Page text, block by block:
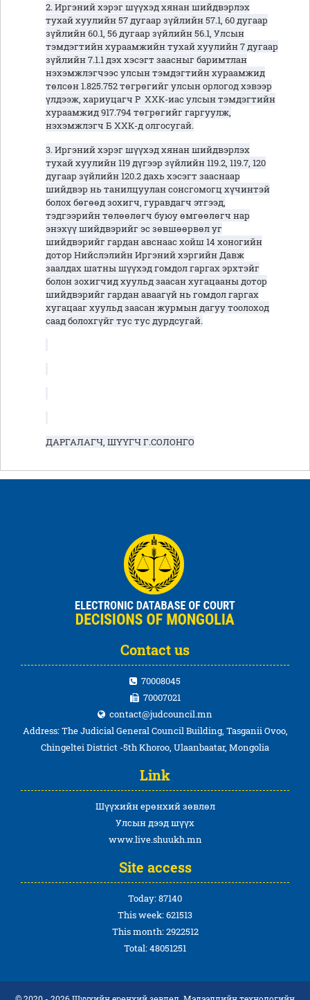
2. Иргэний хэрэг шүүхэд хянан шийдвэрлэх
тухай хуулийн 57 дугаар зүйлийн 57.1, 60 дугаар
зүйлийн 60.1, 56 дугаар зүйлийн 56.1, Улсын
тэмдэгтийн хураамжийн тухай хуулийн 7 дугаар
зүйлийн 7.1.1 дэх хэсэгт заасныг баримтлан
нэхэмжлэгчээс улсын тэмдэгтийн хураамжид
төлсөн 1.825.752 төгрөгийг улсын орлогод хэвээр
үлдээж, хариуцагч Р ХХК-иас улсын тэмдэгтийн
хураамжид 917.794 төгрөгийг гаргуулж,
нэхэмжлэгч Б ХХК-д олгосугай.
3. Иргэний хэрэг шүүхэд хянан шийдвэрлэх
тухай хуулийн 119 дүгээр зүйлийн 119.2, 119.7, 120
дугаар зүйлийн 120.2 дахь хэсэгт зааснаар
шийдвэр нь танилцуулан сонсгомогц хүчинтэй
болох бөгөөд зохигч, гуравдагч этгээд,
тэдгээрийн төлөөлөгч буюу өмгөөлөгч нар
энэхүү шийдвэрийг эс зөвшөөрвөл уг
шийдвэрийг гардан авснаас хойш 14 хоногийн
дотор Нийслэлийн Иргэний хэргийн Давж
заалдах шатны шүүхэд гомдол гаргах эрхтэйг
болон зохигчид хуульд заасан хугацааны дотор
шийдвэрийг гардан аваагүй нь гомдол гаргах
хугацааг хуульд заасан журмын дагуу тоолоход
саад болохгүйг тус тус дурдсугай.
ДАРГАЛАГЧ, ШҮҮГЧ Г.СОЛОНГО
Contact us
70008045
70007021
contact@judcouncil.mn
Address: The Judicial General Council Building, Tasganii Ovoo,
Chingeltei District -5th Khoroo, Ulaanbaatar, Mongolia
Link
Шүүхийн ерөнхий зөвлөл
Улсын дээд шүүх
www.live.shuukh.mn
Site access
Today: 87140
This week: 621513
This month: 2922512
Total: 48051251